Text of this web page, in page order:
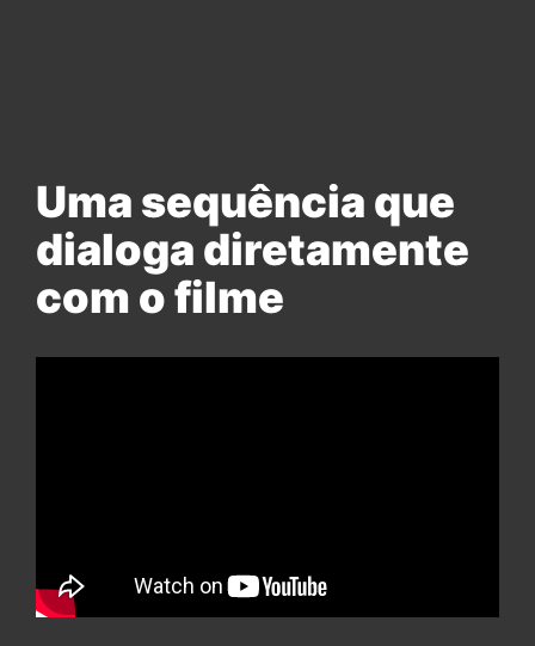
Uma sequência que
dialoga diretamente
com o filme